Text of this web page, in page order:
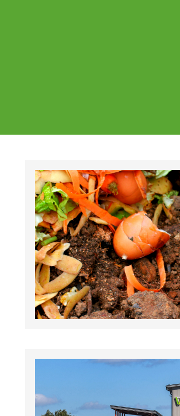
Ajankohtaista
Tältä sivulta löydät Vestian
mahdolliset poikkeukset
tapahtumat.